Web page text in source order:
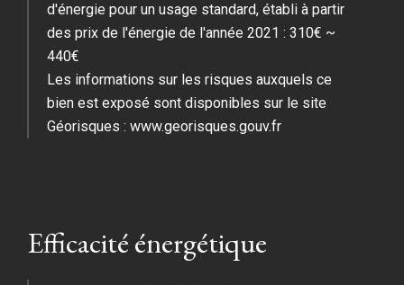
d'énergie pour un usage standard, établi à partir
des prix de l'énergie de l'année 2021 : 310€ ~
440€
Les informations sur les risques auxquels ce
bien est exposé sont disponibles sur le site
Géorisques : www.georisques.gouv.fr
Efficacité énergétique